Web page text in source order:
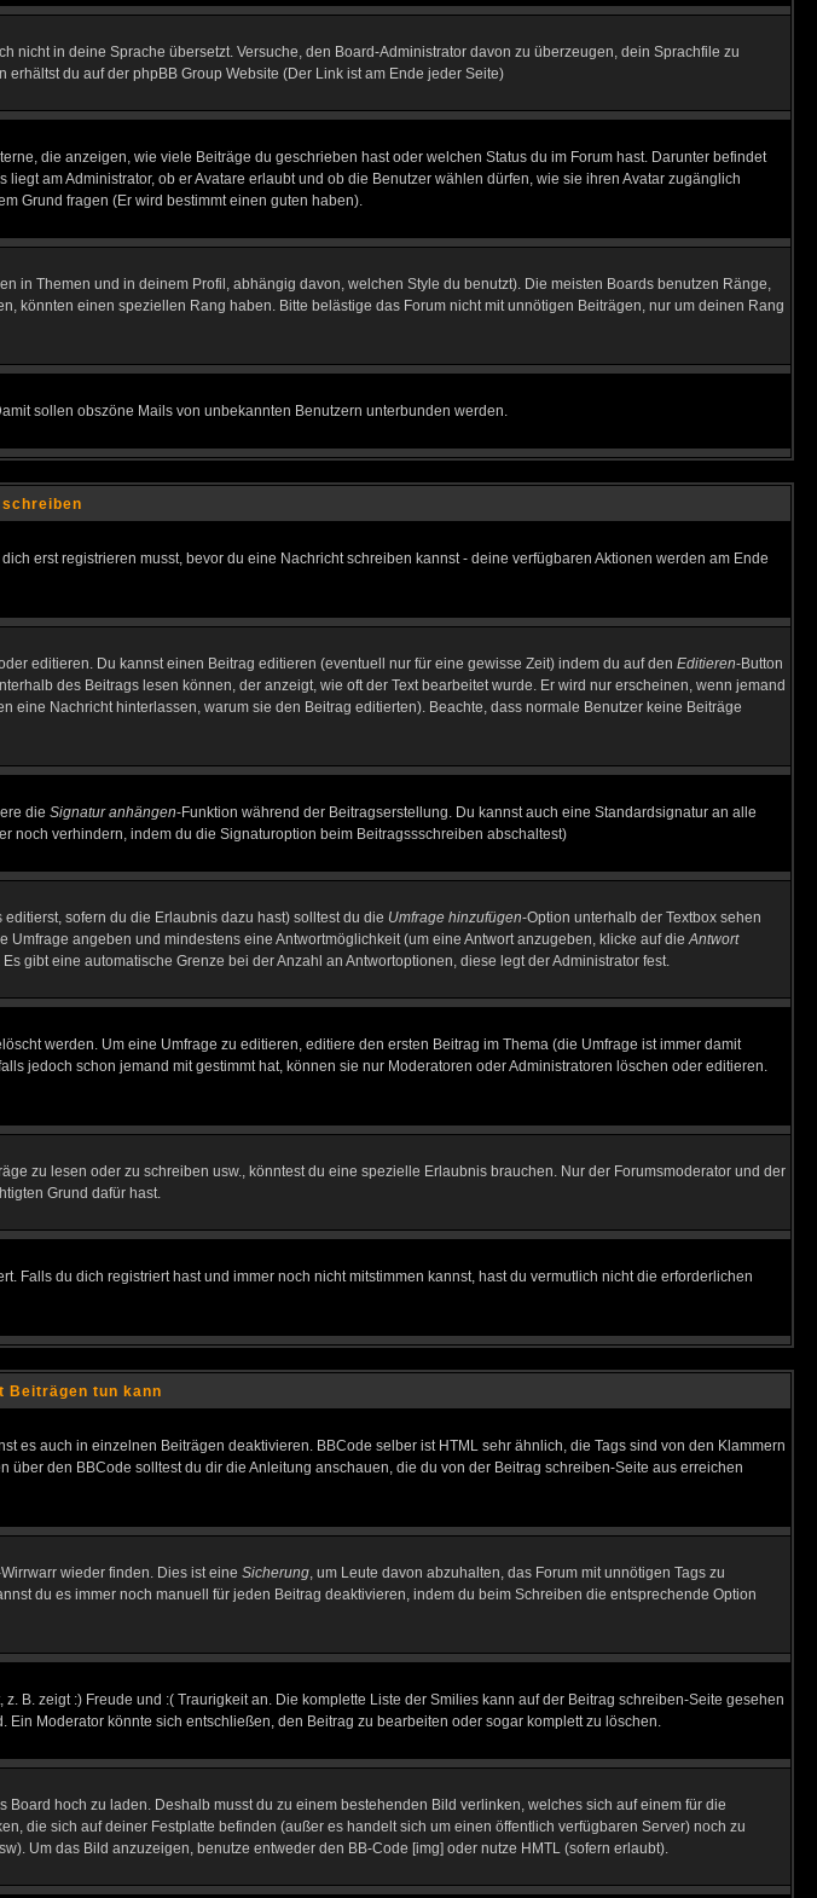
in deine Sprache übersetzt. Versuche, den Board-Administrator davon zu überzeugen, dein Sprachfile zu
du auf der phpBB Group Website (Der Link ist am Ende jeder Seite)
die anzeigen, wie viele Beiträge du geschrieben hast oder welchen Status du im Forum hast. Darunter befindet
am Administrator, ob er Avatare erlaubt und ob die Benutzer wählen dürfen, wie sie ihren Avatar zugänglich
Grund fragen (Er wird bestimmt einen guten haben).
in Themen und in deinem Profil, abhängig davon, welchen Style du benutzt). Die meisten Boards benutzen Ränge,
könnten einen speziellen Rang haben. Bitte belästige das Forum nicht mit unnötigen Beiträgen, nur um deinen Rang
sollen obszöne Mails von unbekannten Benutzern unterbunden werden.
erst registrieren musst, bevor du eine Nachricht schreiben kannst - deine verfügbaren Aktionen werden am Ende
editieren. Du kannst einen Beitrag editieren (eventuell nur für eine gewisse Zeit) indem du auf den Editieren-Button
des Beitrags lesen können, der anzeigt, wie oft der Text bearbeitet wurde. Er wird nur erscheinen, wenn jemand
Nachricht hinterlassen, warum sie den Beitrag editierten). Beachte, dass normale Benutzer keine Beiträge
die Signatur anhängen-Funktion während der Beitragserstellung. Du kannst auch eine Standardsignatur an alle
noch verhindern, indem du die Signaturoption beim Beitragssschreiben abschaltest)
sofern du die Erlaubnis dazu hast) solltest du die Umfrage hinzufügen-Option unterhalb der Textbox sehen
angeben und mindestens eine Antwortmöglichkeit (um eine Antwort anzugeben, klicke auf dieAntwort
gibt eine automatische Grenze bei der Anzahl an Antwortoptionen, diese legt der Administrator fest.
werden. Um eine Umfrage zu editieren, editiere den ersten Beitrag im Thema (die Umfrage ist immer damit
jedoch schon jemand mit gestimmt hat, können sie nur Moderatoren oder Administratoren löschen oder editieren.
zu lesen oder zu schreiben usw., könntest du eine spezielle Erlaubnis brauchen. Nur der Forumsmoderator und der
Grund dafür hast.
du dich registriert hast und immer noch nicht mitstimmen kannst, hast du vermutlich nicht die erforderlichen
Beiträgen tun kann
es auch in einzelnen Beiträgen deaktivieren. BBCode selber ist HTML sehr ähnlich, die Tags sind von den Klammern
den BBCode solltest du dir die Anleitung anschauen, die du von der Beitrag schreiben-Seite aus erreichen
wieder finden. Dies ist eine Sicherung, um Leute davon abzuhalten, das Forum mit unnötigen Tags zu
du es immer noch manuell für jeden Beitrag deaktivieren, indem du beim Schreiben die entsprechende Option
zeigt :) Freude und :( Traurigkeit an. Die komplette Liste der Smilies kann auf der Beitrag schreiben-Seite gesehen
Moderator könnte sich entschließen, den Beitrag zu bearbeiten oder sogar komplett zu löschen.
hoch zu laden. Deshalb musst du zu einem bestehenden Bild verlinken, welches sich auf einem für die
die sich auf deiner Festplatte befinden (außer es handelt sich um einen öffentlich verfügbaren Server) noch zu
Um das Bild anzuzeigen, benutze entweder den BB-Code [img] oder nutze HMTL (sofern erlaubt).